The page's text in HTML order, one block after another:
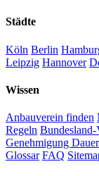
Städte
Köln Berlin
Leipzig Hannover
Wissen
Anbauverein finden
Regeln Bundesland-
Genehmigung Dauer
Glossar FAQ